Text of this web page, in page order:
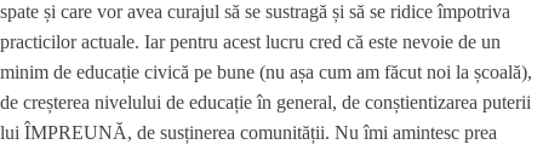
spate și care vor avea curajul să se sustragă și să se ridice împotriva
practicilor actuale. Iar pentru acest lucru cred că este nevoie de un
minim de educație civică pe bune (nu așa cum am făcut noi la școală),
de creșterea nivelului de educație în general, de conștientizarea puterii
lui ÎMPREUNĂ, de susținerea comunității. Nu îmi amintesc prea